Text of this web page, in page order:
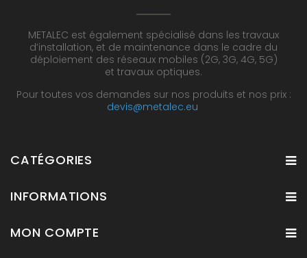
METALEC est également spécialisé dans les travaux
d’installation, et de maintenance dans le cadre du
déploiement des réseaux mobiles (2G, 3G, 4G, 5G)
et travaux optiques.
Pour toutes vos demandes sur nos produits et nos prix :
devis@metalec.eu
CATÉGORIES
INFORMATIONS
MON COMPTE